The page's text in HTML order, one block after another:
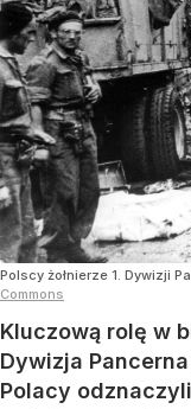
Polscy żołnierze 1. Dywizji
Commons
Kluczową rolę w
Dywizja
Polacy